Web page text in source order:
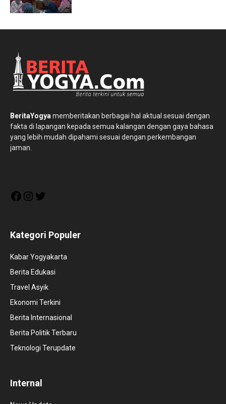
BeritaYogya memberitakan berbagai hal aktual sesuai dengan
fakta di lapangan kepada semua kalangan dengan gaya bahasa
yang lebih mudah dipahami sesuai dengan perkembangan
jaman.
FacebookInstagram
Kategori Populer
Kabar Yogyakarta
Berita Edukasi
Travel Asyik
Ekonomi Terkini
Berita Internasional
Berita Politik Terbaru
Teknologi Terupdate
Internal